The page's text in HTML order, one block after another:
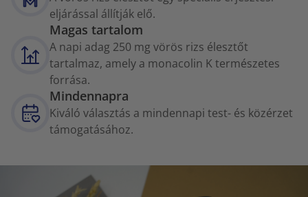
eljárással állítják elő.
Magas tartalom
A napi adag 250 mg vörös rizs élesztőt
tartalmaz, amely a monacolin K természetes
forrása.
Mindennapra
Kiváló választás a mindennapi test- és közérzet
támogatásához.